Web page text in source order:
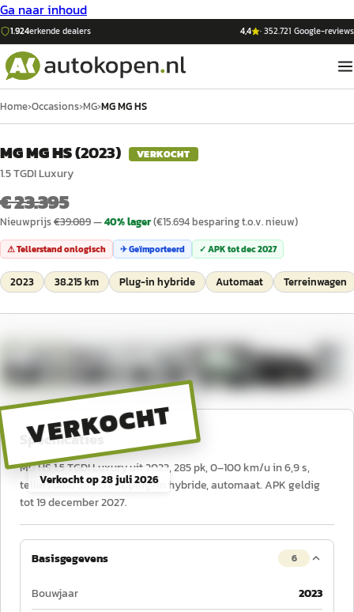
Ga naar inhoud
1.924erkende dealers 4,4 ·352.721 Google-reviews
Home›Occasions›MG›MG MG HS
MG MG HS(2023) VERKOCHT
1.5 TGDI Luxury
€ 23.395
Nieuwprijs€39.089—40% lager(€15.694besparing t.o.v. nieuw)
⚠ Tellerstand onlogisch ✈ Geïmporteerd ✓ APK totdec 2027
2023 38.215 km Plug-in hybride Automaat Terreinwagen
1/39
VERKOCHT
Verkocht op28 juli 2026
Specificaties
MG HS 1.5 TGDI Luxury uit 2023, 285 pk, 0–100 km/u in 6,9 s,
tellerstand 38.215 km, plug-in hybride, automaat. APK geldig
tot 19 december 2027.
Basisgegevens 6
Bouwjaar
2023